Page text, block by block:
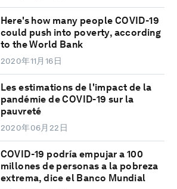
Here's how many people COVID-19
could push into poverty, according
to the World Bank
2020年11月16日
Les estimations de l'impact de la
pandémie de COVID-19 sur la
pauvreté
2020年06月22日
COVID-19 podría empujar a 100
millones de personas a la pobreza
extrema, dice el Banco Mundial